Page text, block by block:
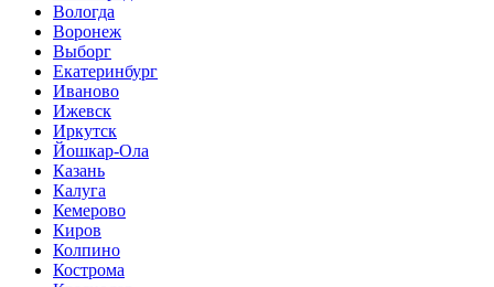
Вологда
Воронеж
Выборг
Екатеринбург
Иваново
Ижевск
Иркутск
Йошкар-Ола
Казань
Калуга
Кемерово
Киров
Колпино
Кострома